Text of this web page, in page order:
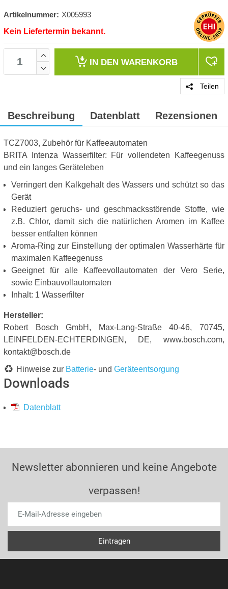
Artikelnummer: X005993
Kein Liefertermin bekannt.
IN DEN WARENKORB
Teilen
Beschreibung Datenblatt Rezensionen
TCZ7003, Zubehör für Kaffeeautomaten
BRITA Intenza Wasserfilter: Für vollendeten Kaffeegenuss
und ein langes Geräteleben
Verringert den Kalkgehalt des Wassers und schützt so das
Gerät
Reduziert geruchs- und geschmacksstörende Stoffe, wie
z.B. Chlor, damit sich die natürlichen Aromen im Kaffee
besser entfalten können
Aroma-Ring zur Einstellung der optimalen Wasserhärte für
maximalen Kaffeegenuss
Geeignet für alle Kaffeevollautomaten der Vero Serie,
sowie Einbauvollautomaten
Inhalt: 1 Wasserfilter
Hersteller:
Robert Bosch GmbH, Max-Lang-Straße 40-46, 70745,
LEINFELDEN-ECHTERDINGEN, DE, www.bosch.com,
kontakt@bosch.de
Hinweise zur Batterie- und Geräteentsorgung
Downloads
Datenblatt
Newsletter abonnieren und keine Angebote
verpassen!